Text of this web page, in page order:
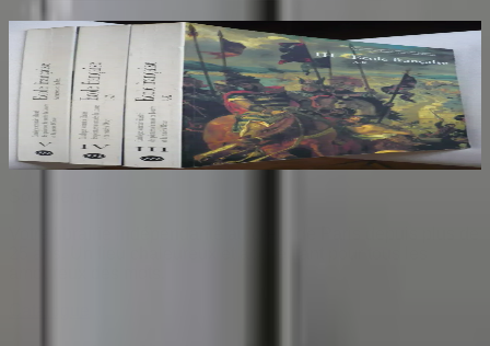
Ecole Francaise. Catalogue Sommaire des
Peintures du Musée du Louvre et du Musée
d'Orsay. 3 Volumes : III, IV et V
COMPIN isabelle
70€